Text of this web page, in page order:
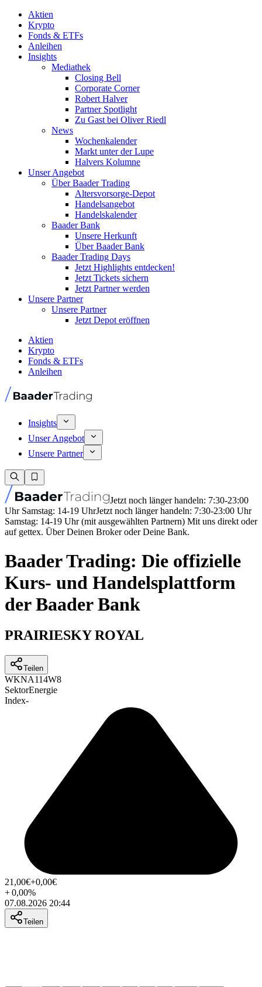
Aktien
Krypto
Fonds & ETFs
Anleihen
Insights
Mediathek
Closing Bell
Corporate Corner
Robert Halver
Partner Spotlight
Zu Gast bei Oliver Riedl
News
Wochenkalender
Markt unter der Lupe
Halvers Kolumne
Unser Angebot
Über Baader Trading
Altersvorsorge-Depot
Handelsangebot
Handelskalender
Baader Bank
Unsere Herkunft
Über Baader Bank
Baader Trading Days
Jetzt Highlights entdecken!
Jetzt Tickets sichern
Jetzt Partner werden
Unsere Partner
Unsere Partner
Jetzt Depot eröffnen
Aktien
Krypto
Fonds & ETFs
Anleihen
Insights
Unser Angebot
Unsere Partner
Jetzt noch länger handeln: 7:30-23:00
Uhr Samstag: 14-19 UhrJetzt noch länger handeln: 7:30-23:00 Uhr
Samstag: 14-19 Uhr (mit ausgewählten Partnern) Mit uns direkt oder
auf gettex. Über Deinen Broker oder Deine Bank.
Baader Trading: Die offizielle
Kurs- und Handelsplattform
der Baader Bank
PRAIRIESKY ROYAL
Teilen
WKNA114W8
SektorEnergie
Index-
21,00€+0,00€
+0,00%
07.08.2026 20:44
Teilen